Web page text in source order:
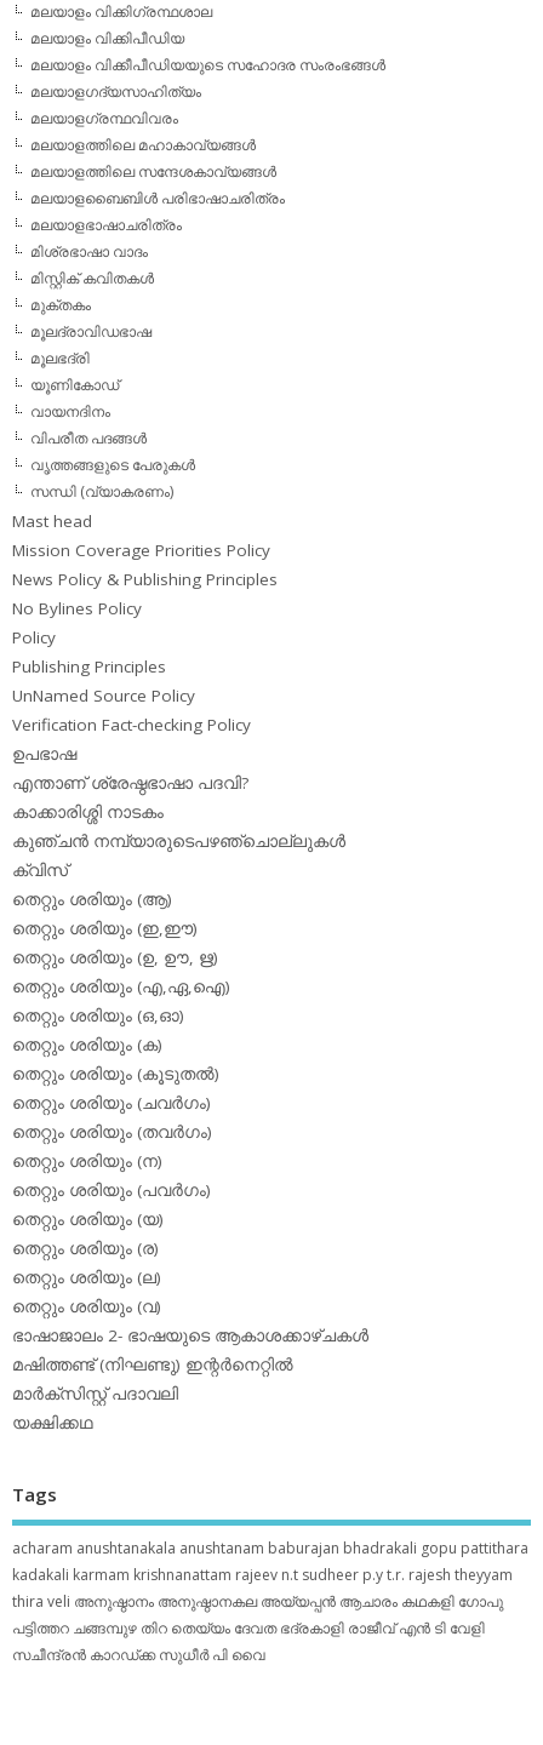
മലയാളം വിക്കിഗ്രന്ഥശാല
മലയാളം വിക്കിപീഡിയ
മലയാളം വിക്കീപീഡിയയുടെ സഹോദര സംരംഭങ്ങള്‍
മലയാളഗദ്യസാഹിത്യം
മലയാളഗ്രന്ഥവിവരം
മലയാളത്തിലെ മഹാകാവ്യങ്ങള്‍
മലയാളത്തിലെ സന്ദേശകാവ്യങ്ങള്‍
മലയാളബൈബിള്‍ പരിഭാഷാചരിത്രം
മലയാളഭാഷാചരിത്രം
മിശ്രഭാഷാ വാദം
മിസ്റ്റിക് കവിതകള്‍
മുക്തകം
മൂലദ്രാവിഡഭാഷ
മൂലഭദ്രി
യൂണികോഡ്
വായനദിനം
വിപരീത പദങ്ങള്‍
വൃത്തങ്ങളുടെ പേരുകള്‍
സന്ധി (വ്യാകരണം)
Mast head
Mission Coverage Priorities Policy
News Policy & Publishing Principles
No Bylines Policy
Policy
Publishing Principles
UnNamed Source Policy
Verification Fact-checking Policy
ഉപഭാഷ
എന്താണ് ശ്രേഷ്ഠഭാഷാ പദവി?
കാക്കാരിശ്ശി നാടകം
കുഞ്ചന്‍ നമ്പ്യാരുടെപഴഞ്ചൊല്ലുകള്‍
ക്വിസ്
തെറ്റും ശരിയും (ആ)
തെറ്റും ശരിയും (ഇ,ഈ)
തെറ്റും ശരിയും (ഉ, ഊ, ഋ)
തെറ്റും ശരിയും (എ,ഏ,ഐ)
തെറ്റും ശരിയും (ഒ,ഓ)
തെറ്റും ശരിയും (ക)
തെറ്റും ശരിയും (കൂടുതല്‍)
തെറ്റും ശരിയും (ചവര്‍ഗം)
തെറ്റും ശരിയും (തവര്‍ഗം)
തെറ്റും ശരിയും (ന)
തെറ്റും ശരിയും (പവര്‍ഗം)
തെറ്റും ശരിയും (യ)
തെറ്റും ശരിയും (ര)
തെറ്റും ശരിയും (ല)
തെറ്റും ശരിയും (വ)
ഭാഷാജാലം 2- ഭാഷയുടെ ആകാശക്കാഴ്ചകള്‍
മഷിത്തണ്ട് (നിഘണ്ടു) ഇന്റര്‍നെറ്റില്‍
മാര്‍ക്‌സിസ്റ്റ് പദാവലി
യക്ഷിക്കഥ
Tags
acharam anushtanakala anushtanam baburajan bhadrakali gopu pattithara
kadakali karmam krishnanattam rajeev n.t sudheer p.yt.r. rajesh theyyam
thira veli അനുഷ്ഠാനം അനുഷ്ഠാനകല അയ്യപ്പന്‍ ആചാരം കഥകളി ഗോപു
പട്ടിത്തറ ചങ്ങമ്പുഴ തിറ തെയ്യം ദേവത ഭദ്രകാളി രാജീവ് എൻ ടി വേളി
സചീന്ദ്രന്‍ കാറഡ്ക്ക സുധീര്‍ പി വൈ